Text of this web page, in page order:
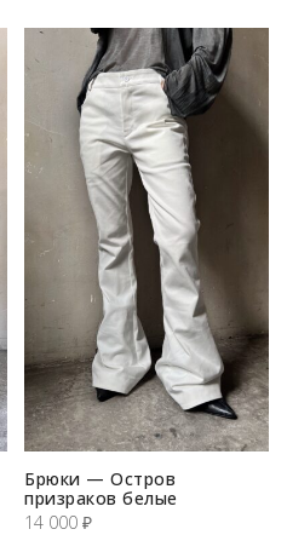
Брюки — Остров
призраков белые
14 000 ₽